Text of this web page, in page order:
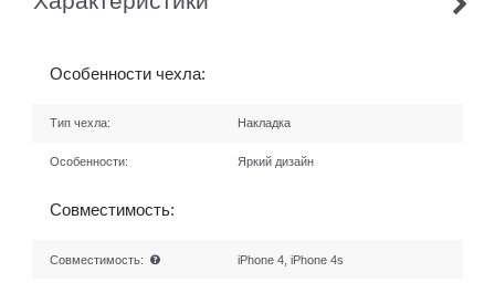
Особенности чехла:
Тип чехла: Накладка
Особенности: Яркий дизайн
Совместимость:
Совместимость: iPhone 4, iPhone 4s